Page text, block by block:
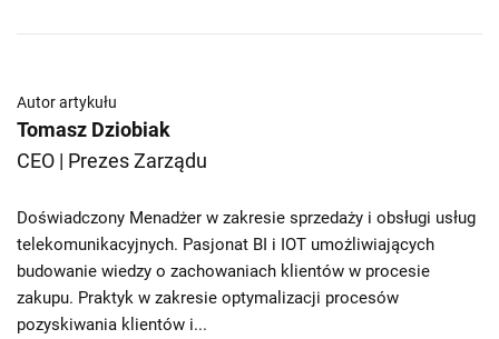
Autor artykułu
Tomasz Dziobiak
CEO | Prezes Zarządu
Doświadczony Menadżer w zakresie sprzedaży i obsługi usług
telekomunikacyjnych. Pasjonat BI i IOT umożliwiających
budowanie wiedzy o zachowaniach klientów w procesie
zakupu. Praktyk w zakresie optymalizacji procesów
pozyskiwania klientów i...